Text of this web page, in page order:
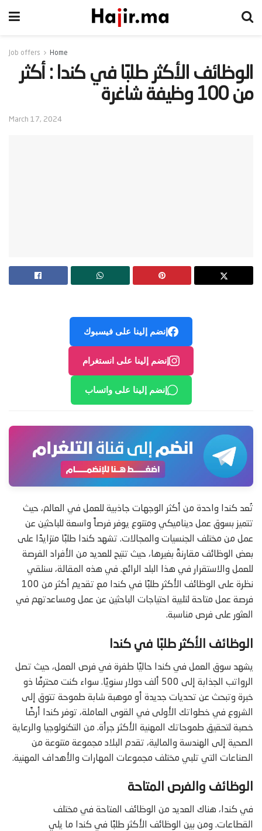
Home
Job offers
‫الوظائف الأكثر طلبًا في كندا : أكثر
من 100 وظيفة شاغرة‬
March 17, 2024
إنضم إلينا على فيسبوك
إنضم إلينا على انستغرام
إنضم إلينا على واتساب
تُعد كندا واحدة من أكثر الوجهات جاذبية للعمل في العالم، حيث
تتميز بسوق عمل ديناميكي ومتنوع يوفر فرصاً واسعة للباحثين عن
عمل من مختلف الجنسيات والمجالات. تشهد كندا طلبًا متزايدًا على
بعض الوظائف مقارنةً بغيرها، حيث تتيح للعديد من الأفراد الفرصة
للعمل والاستقرار في هذا البلد الرائع. في هذه المقالة، سنلقي
نظرة على الوظائف الأكثر طلبًا في كندا مع تقديم أكثر من 100
فرصة عمل متاحة لتلبية احتياجات الباحثين عن عمل ومساعدتهم في
العثور على فرص مناسبة.
الوظائف الأكثر طلبًا في كندا
يشهد سوق العمل في كندا حاليًا طفرة في فرص العمل، حيث تصل
الرواتب الجذابة إلى 500 ألف دولار سنويًا. سواء كنت محترفًا ذو
خبرة وتبحث عن تحديات جديدة أو موهبة شابة طموحة تتوق إلى
الشروع في خطواتك الأولى في القوى العاملة، توفر كندا أرضًا
خصبة لتحقيق طموحاتك المهنية الأكثر جرأة. من التكنولوجيا والرعاية
الصحية إلى الهندسة والمالية، تقدم البلاد مجموعة متنوعة من
الصناعات التي تلبي مختلف مجموعات المهارات والأهداف المهنية.
الوظائف والفرص المتاحة
في كندا، هناك العديد من الوظائف المتاحة في مختلف
القطاعات. ومن بين الوظائف الأكثر طلبًا في كندا ما يلي